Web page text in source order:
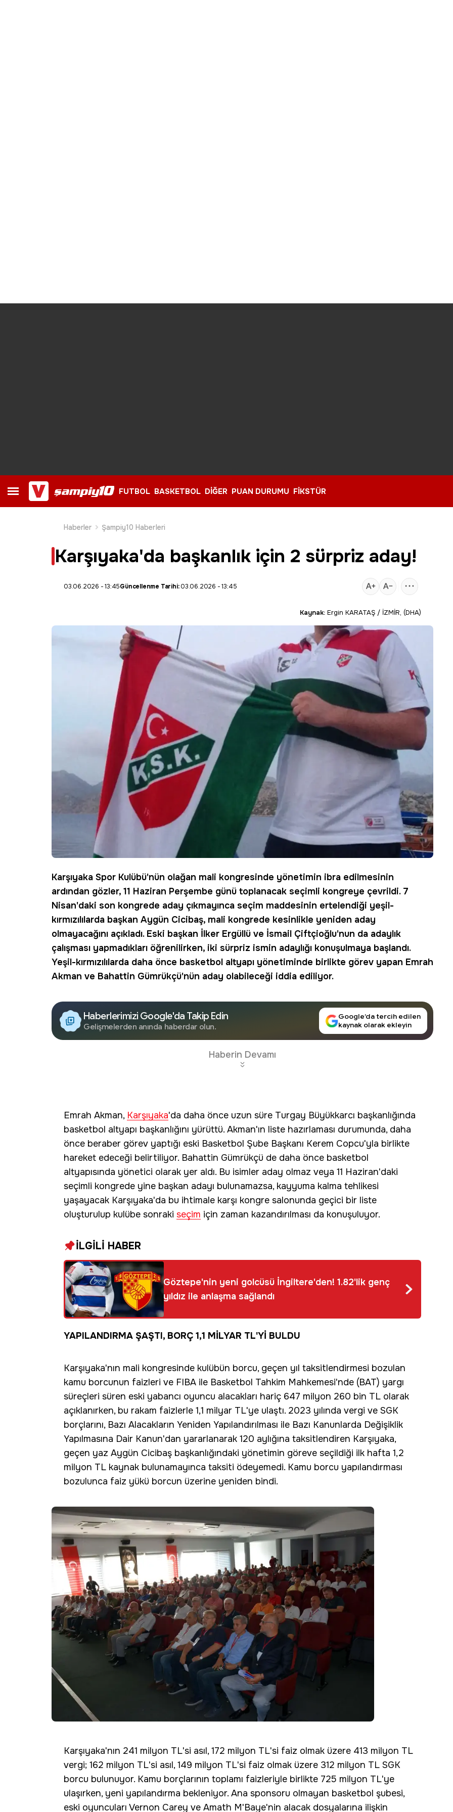
FUTBOL BASKETBOL DİĞER PUAN DURUMU FİKSTÜR
Haberler Şampiy10 Haberleri
Karşıyaka'da başkanlık için 2 sürpriz aday!
03.06.2026 - 13:45Güncellenme Tarihi:03.06.2026 - 13:45
Kaynak: Ergin KARATAŞ / İZMİR, (DHA)
Karşıyaka Spor Kulübü'nün olağan mali kongresinde yönetimin ibra edilmesinin
ardından gözler, 11 Haziran Perşembe günü toplanacak seçimli kongreye çevrildi. 7
Nisan'daki son kongrede aday çıkmayınca seçim maddesinin ertelendiği yeşil-
kırmızılılarda başkan Aygün Cicibaş, mali kongrede kesinlikle yeniden aday
olmayacağını açıkladı. Eski başkan İlker Ergüllü ve İsmail Çiftçioğlu'nun da adaylık
çalışması yapmadıkları öğrenilirken, iki sürpriz ismin adaylığı konuşulmaya başlandı.
Yeşil-kırmızılılarda daha önce basketbol altyapı yönetiminde birlikte görev yapan Emrah
Akman ve Bahattin Gümrükçü'nün aday olabileceği iddia ediliyor.
Haberlerimizi Google'da Takip Edin
Gelişmelerden anında haberdar olun.
Google’da tercih edilen
kaynak olarak ekleyin
Haberin Devamı
Emrah Akman, Karşıyaka'da daha önce uzun süre Turgay Büyükkarcı başkanlığında
basketbol altyapı başkanlığını yürüttü. Akman'ın liste hazırlaması durumunda, daha
önce beraber görev yaptığı eski Basketbol Şube Başkanı Kerem Copcu'yla birlikte
hareket edeceği belirtiliyor. Bahattin Gümrükçü de daha önce basketbol
altyapısında yönetici olarak yer aldı. Bu isimler aday olmaz veya 11 Haziran'daki
seçimli kongrede yine başkan adayı bulunamazsa, kayyuma kalma tehlikesi
yaşayacak Karşıyaka'da bu ihtimale karşı kongre salonunda geçici bir liste
oluşturulup kulübe sonraki seçim için zaman kazandırılması da konuşuluyor.
İLGİLİ HABER
Göztepe'nin yeni golcüsü İngiltere'den! 1.82'lik genç
yıldız ile anlaşma sağlandı
YAPILANDIRMA ŞAŞTI, BORÇ 1,1 MİLYAR TL'Yİ BULDU
Karşıyaka'nın mali kongresinde kulübün borcu, geçen yıl taksitlendirmesi bozulan
kamu borcunun faizleri ve FIBA ile Basketbol Tahkim Mahkemesi'nde (BAT) yargı
süreçleri süren eski yabancı oyuncu alacakları hariç 647 milyon 260 bin TL olarak
açıklanırken, bu rakam faizlerle 1,1 milyar TL'ye ulaştı. 2023 yılında vergi ve SGK
borçlarını, Bazı Alacakların Yeniden Yapılandırılması ile Bazı Kanunlarda Değişiklik
Yapılmasına Dair Kanun'dan yararlanarak 120 aylığına taksitlendiren Karşıyaka,
geçen yaz Aygün Cicibaş başkanlığındaki yönetimin göreve seçildiği ilk hafta 1,2
milyon TL kaynak bulunamayınca taksiti ödeyemedi. Kamu borcu yapılandırması
bozulunca faiz yükü borcun üzerine yeniden bindi.
Karşıyaka'nın 241 milyon TL'si asıl, 172 milyon TL'si faiz olmak üzere 413 milyon TL
vergi; 162 milyon TL'si asıl, 149 milyon TL'si faiz olmak üzere 312 milyon TL SGK
borcu bulunuyor. Kamu borçlarının toplamı faizleriyle birlikte 725 milyon TL'ye
ulaşırken, yeni yapılandırma bekleniyor. Ana sponsoru olmayan basketbol şubesi,
eski oyuncuları Vernon Carey ve Amath M'Baye'nin alacak dosyalarına ilişkin